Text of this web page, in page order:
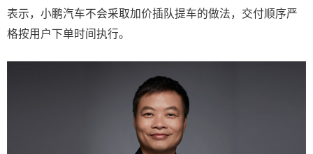
表示，小鹏汽车不会采取加价插队提车的做法，交付顺序严
格按用户下单时间执行。